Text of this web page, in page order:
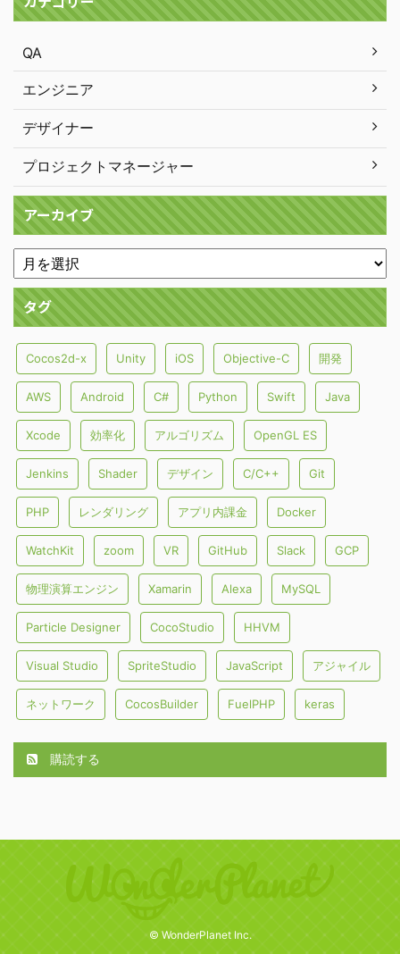
QA
エンジニア
デザイナー
プロジェクトマネージャー
アーカイブ
タグ
Cocos2d-x Unity iOS Objective-C 開発
AWS Android C# Python Swift Java
Xcode 効率化 アルゴリズム OpenGL ES
Jenkins Shader デザイン C/C++ Git
PHP レンダリング アプリ内課金 Docker
WatchKit zoom VR GitHub Slack GCP
物理演算エンジン Xamarin Alexa MySQL
Particle Designer CocoStudio HHVM
Visual Studio SpriteStudio JavaScript アジャイル
ネットワーク CocosBuilder FuelPHP keras
購読する
© WonderPlanet Inc.